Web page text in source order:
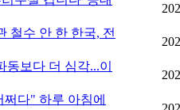
철수 안 한 한국, 전
보다 더 심각...이
다" 하루 아침에